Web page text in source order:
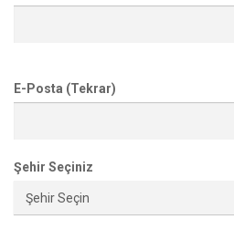
E-Posta (Tekrar)
Şehir Seçiniz